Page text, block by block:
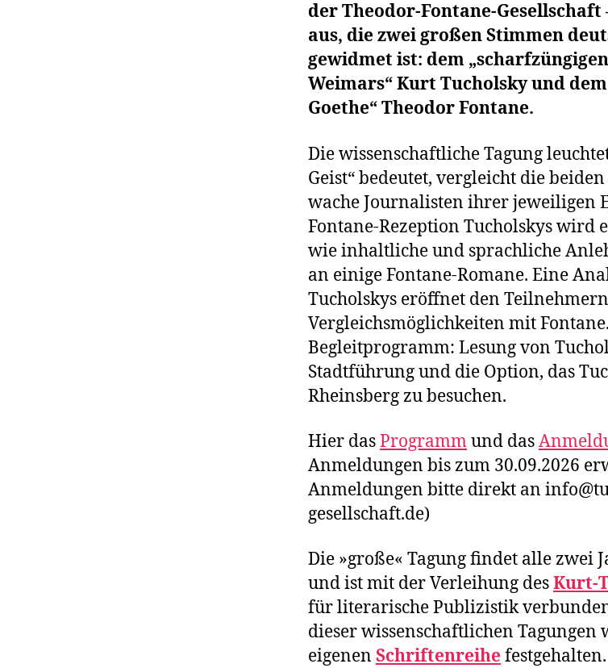
der
aus, die zwei großen Stimmen
gewidmet ist: dem
Weimars“ Kurt Tucholsky und
Goethe“ Theodor Fontane.
Die wissenschaftliche Tagung
Geist“ bedeutet, vergleicht die
wache Journalisten ihrer jeweiligen
Fontane-Rezeption Tucholskys wird
wie inhaltliche und sprachliche
an einige Fontane-Romane. Eine
Tucholskys eröffnet den Teilnehmern
Vergleichsmöglichkeiten mit
Begleitprogramm: Lesung von
Stadtführung und die Option, das
Rheinsberg zu besuchen.
Hier dasProgrammund das
Anmeldungen bis zum 30.09.2026
Anmeldungen bitte direkt an
gesellschaft.de)
Die »große« Tagung findet alle zwei
und ist mit der Verleihung desKurt-
für literarische Publizistik
dieser wissenschaftlichen
eigenen Schriftenreihe festgehalten.